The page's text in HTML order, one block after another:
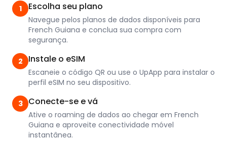
1 Escolha seu plano
Navegue pelos planos de dados disponíveis para
French Guiana e conclua sua compra com
segurança.
2 Instale o eSIM
Escaneie o código QR ou use o UpApp para instalar o
perfil eSIM no seu dispositivo.
3 Conecte-se e vá
Ative o roaming de dados ao chegar em French
Guiana e aproveite conectividade móvel
instantânea.